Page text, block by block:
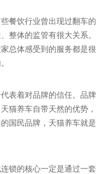
餐饮行业曾出现过翻车的
、整体的监管有很大关系。
总体感受到的服务都是很
表着对品牌的信任。品牌
猫养车自带天然的优势，
国民品牌，天猫养车就是
连锁的核心一定是通过一套